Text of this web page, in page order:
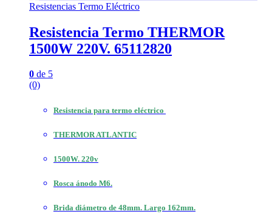
Resistencias Termo Eléctrico
Resistencia Termo THERMOR
1500W 220V. 65112820
0 de 5
(0)
Resistencia para termo eléctrico
THERMOR ATLANTIC
1500W. 220v
Rosca ánodo M6.
Brida diámetro de 48mm. Largo 162mm.